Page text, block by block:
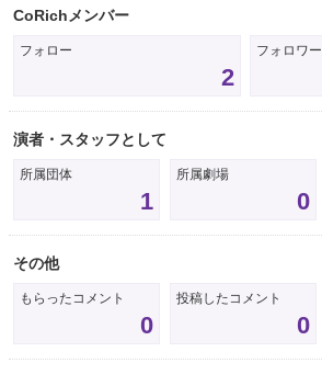
CoRichメンバー
フォロー
2
フォロワー
演者・スタッフとして
所属団体
1
所属劇場
0
その他
もらったコメント
0
投稿したコメント
0